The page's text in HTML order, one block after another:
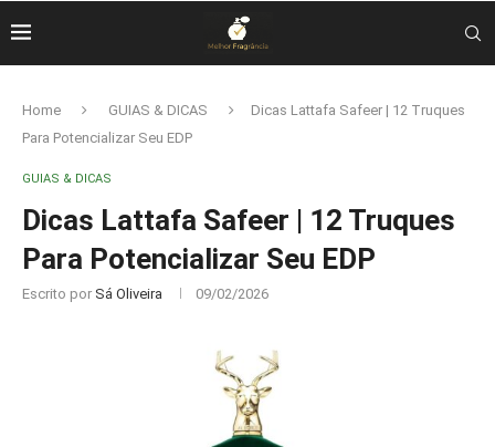
Home GUIAS & DICAS
Dicas Lattafa Safeer | 12 Truques
Para Potencializar Seu EDP
GUIAS & DICAS
Dicas Lattafa Safeer | 12 Truques
Para Potencializar Seu EDP
Escrito por Sá Oliveira 09/02/2026